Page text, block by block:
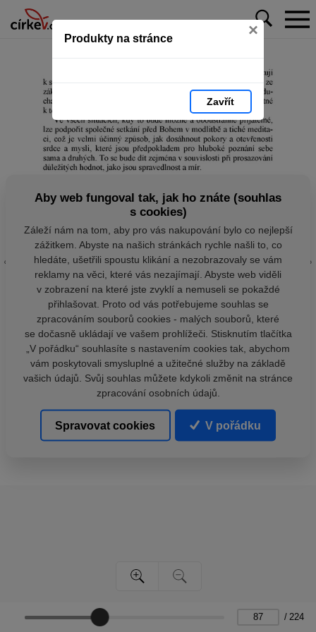
Produkty na stránce ×
Zavřít
/ 224
Aby web fungoval tak, jak ho znáte (souhlas
s cookies)
Záleží nám na tom, aby pro vás nakupování bylo co nejlepší
zážitkem. Abyste na našich stránkách rychle našli to, co
hledáte, ušetřili spoustu klikání a nezobrazovaly se vám
reklamy na věci, které vás nezajímají. Abyste web viděli
v zobrazení na které jste zvyklí a nemuseli se pokaždé
přihlašovat. Proto od vás potřebujeme souhlas se
zpracováním souborů cookies - malých souborů, které
se dočasně ukládají ve vašem prohlížeči. Stisknutím tlačítka
„V pořádku“ souhlasíte s nastavením cookies tak, abychom
vám poskytovali smysluplné a užitečné služby na základě
vašich údajů. Svůj souhlas můžete kdykoli změnit na stránce
zpracování osobních údajů.
Spravovat cookies V pořádku